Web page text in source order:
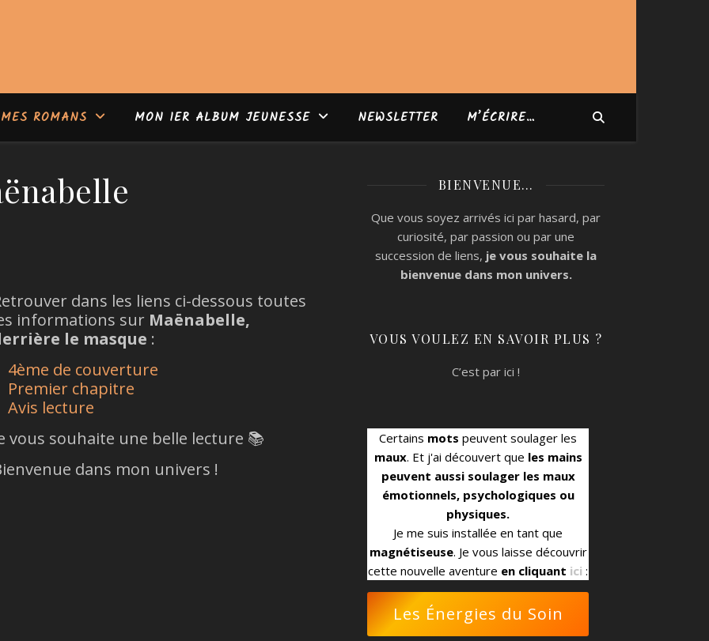
MES ROMANS MON 1ER ALBUM JEUNESSE NEWSLETTER M’ÉCRIRE…
dans les liens ci-dessous toutes
informations sur Maënabelle,
le masque :
4ème de couverture
Premier chapitre
Avis lecture
vous souhaite une belle lecture 📚
dans mon univers !
BIENVENUE…
Que vous soyez arrivés ici par hasard, par
curiosité, par passion ou par une
succession de liens, je vous souhaite la
bienvenue dans mon univers.
VOUS VOULEZ EN SAVOIR PLUS ?
C’est par ici !
Certains mots peuvent soulager les
maux. Et j'ai découvert que les mains
peuvent aussi soulager les maux
émotionnels, psychologiques ou
physiques.
Je me suis installée en tant que
magnétiseuse. Je vous laisse découvrir
cette nouvelle aventure en cliquant ici :
Les Énergies du Soin